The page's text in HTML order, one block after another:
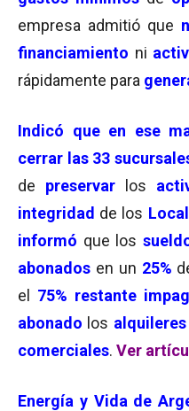
empresa admitió que
financiamiento ni
rápidamente para
Indicó que en ese
cerrar las 33
de preservar los
integridad de los
informó que los
abonados en un 25%
el 75% restante
abonado los alquileres
comerciales. Ver
Energía y Vida de